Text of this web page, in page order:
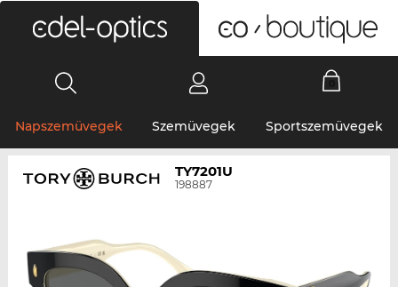
Napszemüvegek Szemüvegek Sportszemüvegek
TY7201U
198887